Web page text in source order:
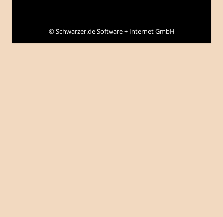
©Schwarzer.de Software + Internet GmbH